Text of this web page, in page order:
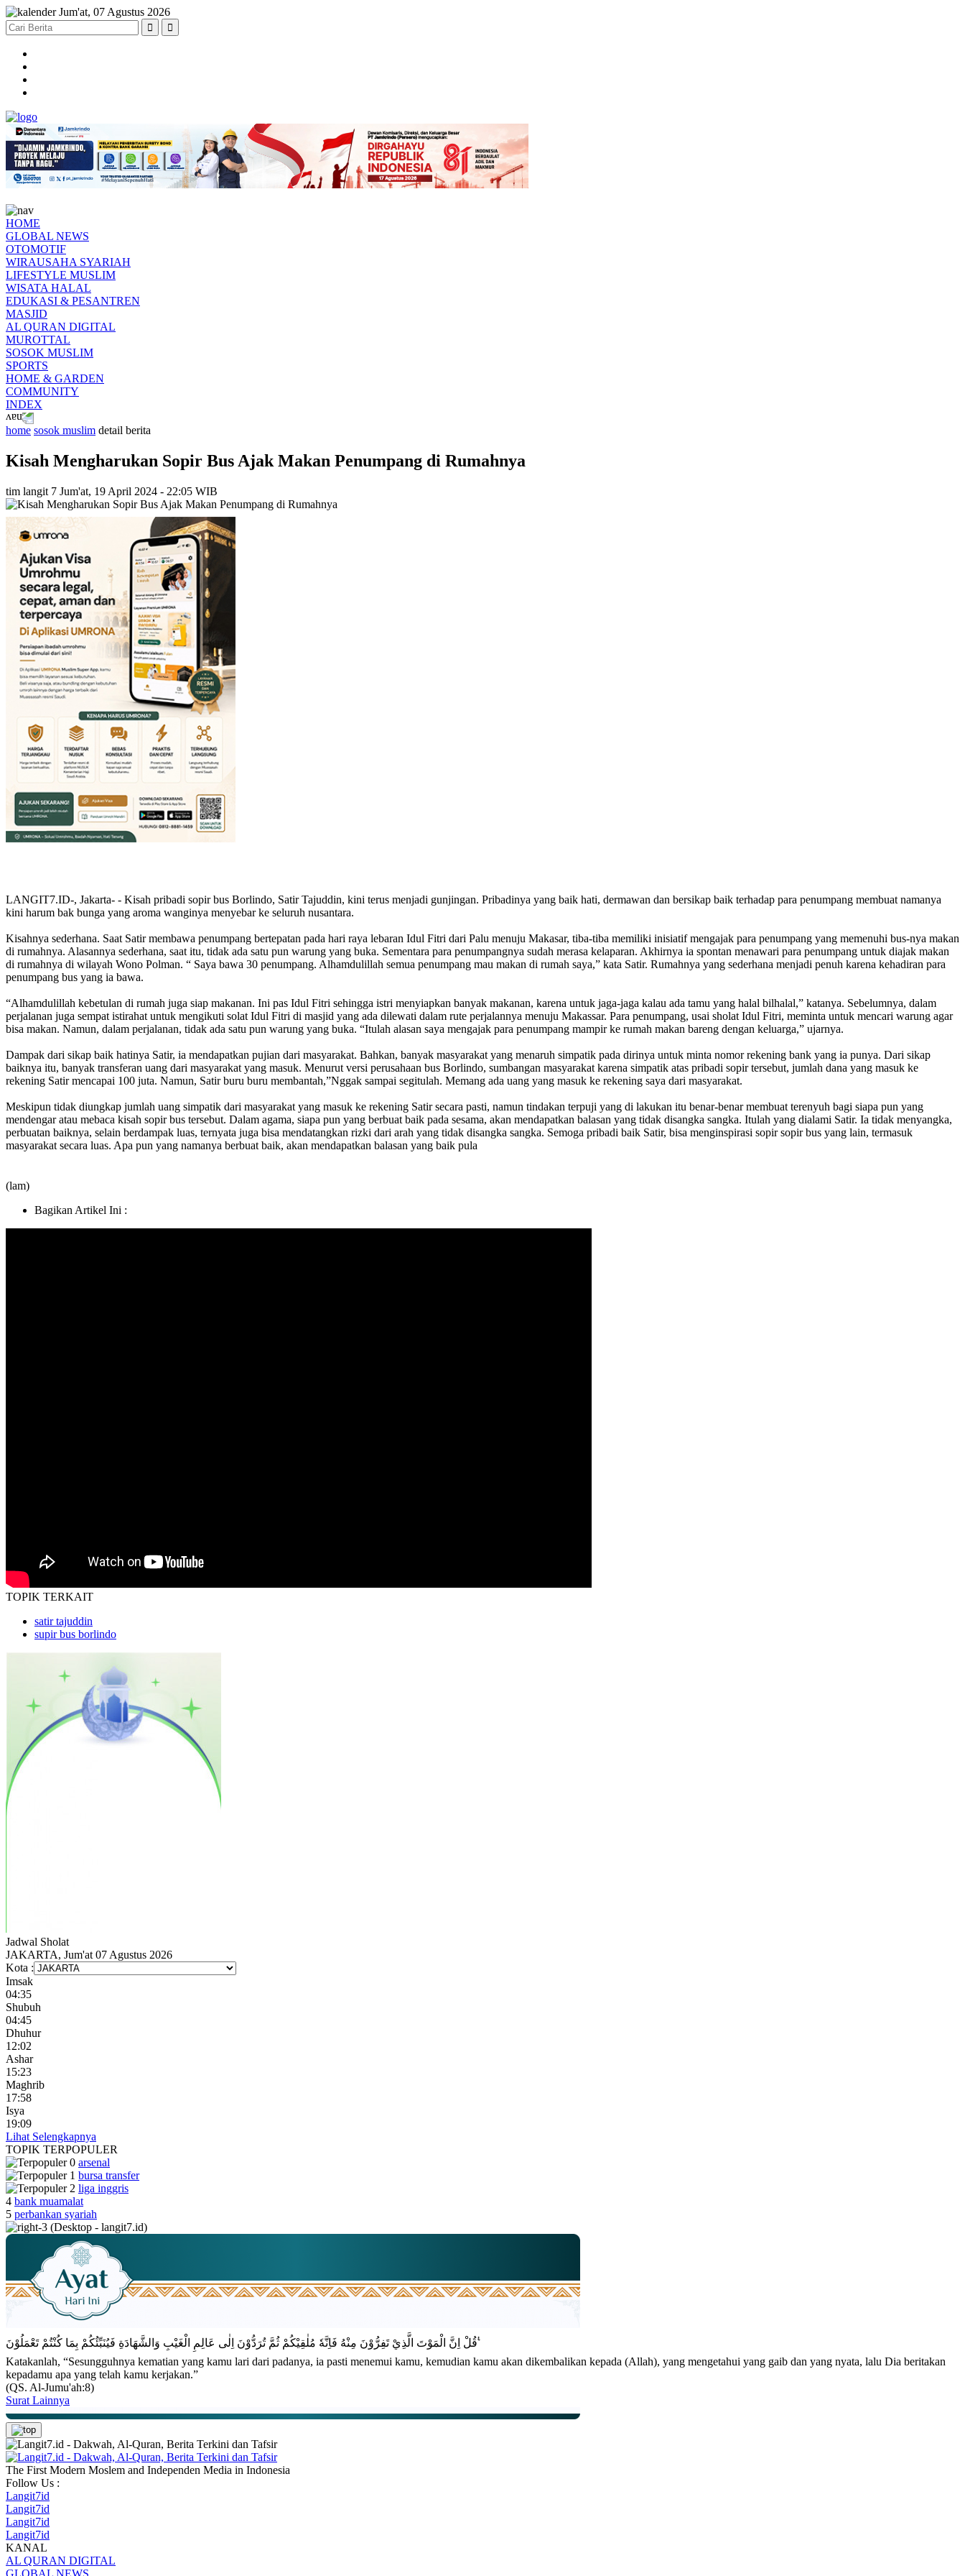
Jum'at, 07 Agustus 2026
HOME
GLOBAL NEWS
OTOMOTIF
WIRAUSAHA SYARIAH
LIFESTYLE MUSLIM
WISATA HALAL
EDUKASI & PESANTREN
MASJID
AL QURAN DIGITAL
MUROTTAL
SOSOK MUSLIM
SPORTS
HOME & GARDEN
COMMUNITY
INDEX
home sosok muslim detail berita
Kisah Mengharukan Sopir Bus Ajak Makan Penumpang di Rumahnya
tim langit 7 Jum'at, 19 April 2024 - 22:05 WIB
LANGIT7.ID-, Jakarta- - Kisah pribadi sopir bus Borlindo, Satir Tajuddin, kini terus menjadi gunjingan. Pribadinya yang baik hati, dermawan dan bersikap baik terhadap para penumpang membuat namanya
kini harum bak bunga yang aroma wanginya menyebar ke seluruh nusantara.
Kisahnya sederhana. Saat Satir membawa penumpang bertepatan pada hari raya lebaran Idul Fitri dari Palu menuju Makasar, tiba-tiba memiliki inisiatif mengajak para penumpang yang memenuhi bus-nya makan
di rumahnya. Alasannya sederhana, saat itu, tidak ada satu pun warung yang buka. Sementara para penumpangnya sudah merasa kelaparan. Akhirnya ia spontan menawari para penumpang untuk diajak makan
di rumahnya di wilayah Wono Polman. “ Saya bawa 30 penumpang. Alhamdulillah semua penumpang mau makan di rumah saya,” kata Satir. Rumahnya yang sederhana menjadi penuh karena kehadiran para
penumpang bus yang ia bawa.
“Alhamdulillah kebetulan di rumah juga siap makanan. Ini pas Idul Fitri sehingga istri menyiapkan banyak makanan, karena untuk jaga-jaga kalau ada tamu yang halal bilhalal,” katanya. Sebelumnya, dalam
perjalanan juga sempat istirahat untuk mengikuti solat Idul Fitri di masjid yang ada dilewati dalam rute perjalannya menuju Makassar. Para penumpang, usai sholat Idul Fitri, meminta untuk mencari warung agar
bisa makan. Namun, dalam perjalanan, tidak ada satu pun warung yang buka. “Itulah alasan saya mengajak para penumpang mampir ke rumah makan bareng dengan keluarga,” ujarnya.
Dampak dari sikap baik hatinya Satir, ia mendapatkan pujian dari masyarakat. Bahkan, banyak masyarakat yang menaruh simpatik pada dirinya untuk minta nomor rekening bank yang ia punya. Dari sikap
baiknya itu, banyak transferan uang dari masyarakat yang masuk. Menurut versi perusahaan bus Borlindo, sumbangan masyarakat karena simpatik atas pribadi sopir tersebut, jumlah dana yang masuk ke
rekening Satir mencapai 100 juta. Namun, Satir buru buru membantah,”Nggak sampai segitulah. Memang ada uang yang masuk ke rekening saya dari masyarakat.
Meskipun tidak diungkap jumlah uang simpatik dari masyarakat yang masuk ke rekening Satir secara pasti, namun tindakan terpuji yang di lakukan itu benar-benar membuat terenyuh bagi siapa pun yang
mendengar atau mebaca kisah sopir bus tersebut. Dalam agama, siapa pun yang berbuat baik pada sesama, akan mendapatkan balasan yang tidak disangka sangka. Itulah yang dialami Satir. Ia tidak menyangka,
perbuatan baiknya, selain berdampak luas, ternyata juga bisa mendatangkan rizki dari arah yang tidak disangka sangka. Semoga pribadi baik Satir, bisa menginspirasi sopir sopir bus yang lain, termasuk
masyarakat secara luas. Apa pun yang namanya berbuat baik, akan mendapatkan balasan yang baik pula
(lam)
Bagikan Artikel Ini :
TOPIK TERKAIT
satir tajuddin
supir bus borlindo
Jadwal Sholat
JAKARTA, Jum'at 07 Agustus 2026
Kota :
Imsak
04:35
Shubuh
04:45
Dhuhur
12:02
Ashar
15:23
Maghrib
17:58
Isya
19:09
Lihat Selengkapnya
TOPIK TERPOPULER
arsenal
bursa transfer
liga inggris
4 bank muamalat
5 perbankan syariah
قُلْ اِنَّ الْمَوْتَ الَّذِيْ تَفِرُّوْنَ مِنْهُ فَاِنَّهٗ مُلٰقِيْكُمْ ثُمَّ تُرَدُّوْنَ اِلٰى عَالِمِ الْغَيْبِ وَالشَّهَادَةِ فَيُنَبِّئُكُمْ بِمَا كُنْتُمْ تَعْمَلُوْنَ ࣖ
Katakanlah, “Sesungguhnya kematian yang kamu lari dari padanya, ia pasti menemui kamu, kemudian kamu akan dikembalikan kepada (Allah), yang mengetahui yang gaib dan yang nyata, lalu Dia beritakan
kepadamu apa yang telah kamu kerjakan.”
(QS. Al-Jumu'ah:8)
Surat Lainnya
The First Modern Moslem and Independen Media in Indonesia
Follow Us :
Langit7id
Langit7id
Langit7id
Langit7id
KANAL
AL QURAN DIGITAL